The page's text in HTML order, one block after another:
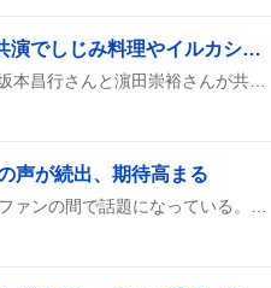
旅サラダ、坂本昌行と濵田崇裕がスタジオ共演でしじみ料理やイルカショーを披露
声が続出、期待高まる